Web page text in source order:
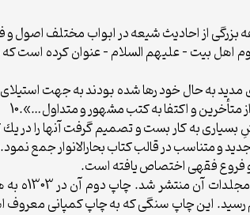
بزرگى از احاديث شيعه در ابواب مختلف اصول
اهل بيت – عليهم السلام – عنوان كرده است
به حال خود رها شده بودند به جهت
و اكتفا به كتب مشهور و متداول…».10
به كار بست و تصميم گرفت آنها را در يك
و فروع فقهى اختصاص يافته است.
نخستين چاپ